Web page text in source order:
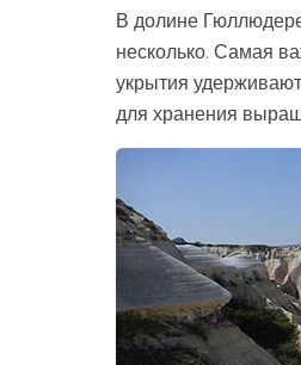
В долине
несколько. Самая
укрытия
для хранения